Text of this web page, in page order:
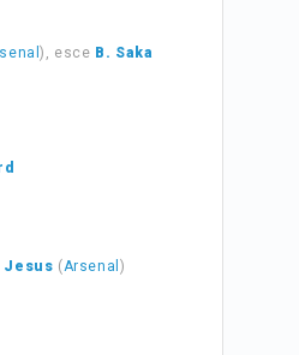
), esce B. Saka
Jesus (Arsenal )